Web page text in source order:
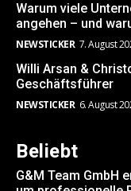
Warum viele
angehen – und
NEWSTICKER 7. August
Willi Arsan &
Geschäftsführer
NEWSTICKER 6. August
Beliebt
G&M Team GmbH